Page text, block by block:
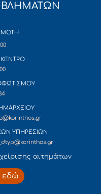
ΥΠΗΡΕΣΙΩΝ
αιτημάτων
εδώ